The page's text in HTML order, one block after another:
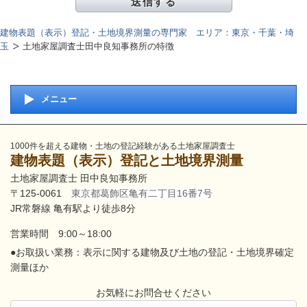
建物表題（表示）登記・土地境界測量の専門家 エリア：東京・千葉・埼
玉
土地家屋調査士田中良知事務所の特徴
メニュー
1000件を超える建物・土地の登記経験がある土地家屋調査士
建物表題（表示）登記と土地境界測量
土地家屋調査士 田中良知事務所
〒125-0061 東京都葛飾区亀有二丁目16番7号
JR常磐線 亀有駅より徒歩8分
営業時間 9:00～18:00
●お取扱い業務：表示に関する建物及び土地の登記・土地境界確定
測量ほか
お気軽にお問合せください